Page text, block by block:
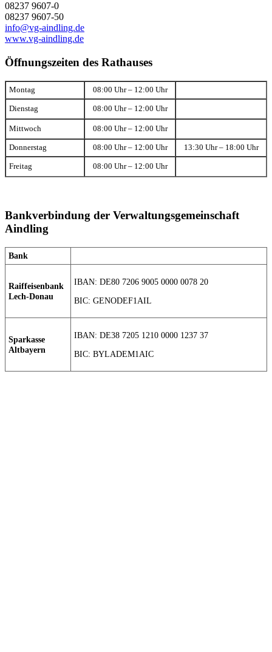
08237 9607-0
08237 9607-50
info@vg-aindling.de
www.vg-aindling.de
Öffnungszeiten des Rathauses
Montag 08:00 Uhr – 12:00 Uhr
Dienstag 08:00 Uhr – 12:00 Uhr
Mittwoch 08:00 Uhr – 12:00 Uhr
Donnerstag 08:00 Uhr – 12:00 Uhr 13:30 Uhr – 18:00 Uhr
Freitag 08:00 Uhr – 12:00 Uhr
Bankverbindung der Verwaltungsgemeinschaft
Aindling
Bank
Raiffeisenbank
Lech-Donau
IBAN: DE80 7206 9005 0000 0078 20
BIC: GENODEF1AIL
Sparkasse
Altbayern
IBAN: DE38 7205 1210 0000 1237 37
BIC: BYLADEM1AIC